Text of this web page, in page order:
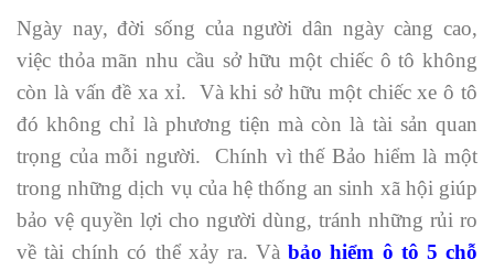
Ngày nay, đời sống của người dân ngày càng cao,
việc thỏa mãn nhu cầu sở hữu một chiếc ô tô không
còn là vấn đề xa xỉ. Và khi sở hữu một chiếc xe ô tô
đó không chỉ là phương tiện mà còn là tài sản quan
trọng của mỗi người. Chính vì thế Bảo hiểm là một
trong những dịch vụ của hệ thống an sinh xã hội giúp
bảo vệ quyền lợi cho người dùng, tránh những rủi ro
về tài chính có thể xảy ra. Vàbảo hiểm ô tô 5 chỗ